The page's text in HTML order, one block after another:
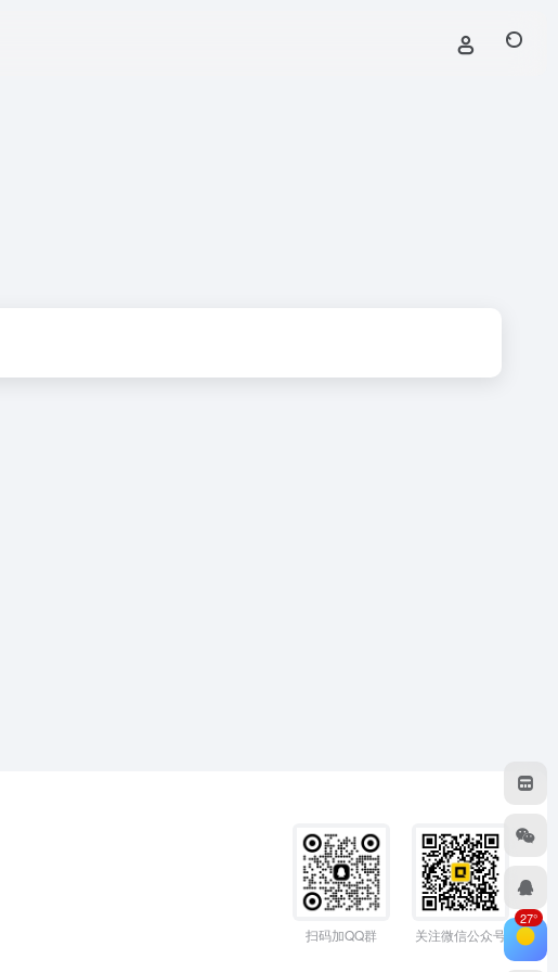
扫码加QQ群 关注微信公众号
27°